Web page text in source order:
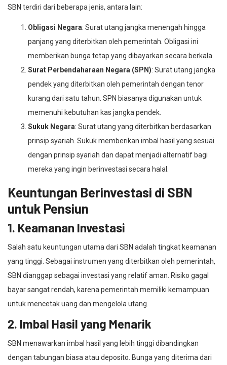
SBN terdiri dari beberapa jenis, antara lain:
Obligasi Negara: Surat utang jangka menengah hingga
panjang yang diterbitkan oleh pemerintah. Obligasi ini
memberikan bunga tetap yang dibayarkan secara berkala.
Surat Perbendaharaan Negara (SPN): Surat utang jangka
pendek yang diterbitkan oleh pemerintah dengan tenor
kurang dari satu tahun. SPN biasanya digunakan untuk
memenuhi kebutuhan kas jangka pendek.
Sukuk Negara: Surat utang yang diterbitkan berdasarkan
prinsip syariah. Sukuk memberikan imbal hasil yang sesuai
dengan prinsip syariah dan dapat menjadi alternatif bagi
mereka yang ingin berinvestasi secara halal.
Keuntungan Berinvestasi di SBN
untuk Pensiun
1. Keamanan Investasi
Salah satu keuntungan utama dari SBN adalah tingkat keamanan
yang tinggi. Sebagai instrumen yang diterbitkan oleh pemerintah,
SBN dianggap sebagai investasi yang relatif aman. Risiko gagal
bayar sangat rendah, karena pemerintah memiliki kemampuan
untuk mencetak uang dan mengelola utang.
2. Imbal Hasil yang Menarik
SBN menawarkan imbal hasil yang lebih tinggi dibandingkan
dengan tabungan biasa atau deposito. Bunga yang diterima dari